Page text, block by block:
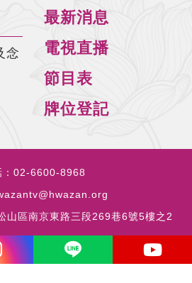
念
最新消息
電視直播
節目表
牌位登記
02-6600-8968
山區南京東路三段269巷6號5樓之2
rights reserved by HWAZANTV.